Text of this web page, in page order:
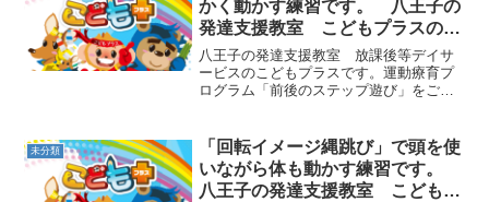
かく動かす練習です。 八王子の
発達支援教室 こどもプラスの放
課後等デイサービス
八王子の発達支援教室 放課後等デイサ
ービスのこどもプラスです。運動療育プ
ログラム「前後のステップ遊び」をご紹
に２回、後ろに２回のステップを踏みま
す。何度か繰り返して、止...
未分類
「回転イメージ縄跳び」で頭を使
いながら体も動かす練習です。
八王子の発達支援教室 こどもプ